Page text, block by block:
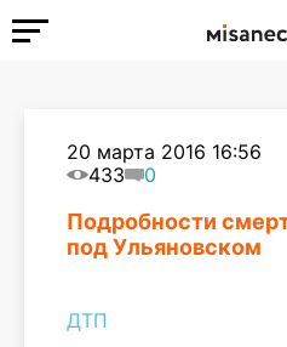
20 марта 2016 16:56
433
0
Подробности
под Ульяновском
ДТП